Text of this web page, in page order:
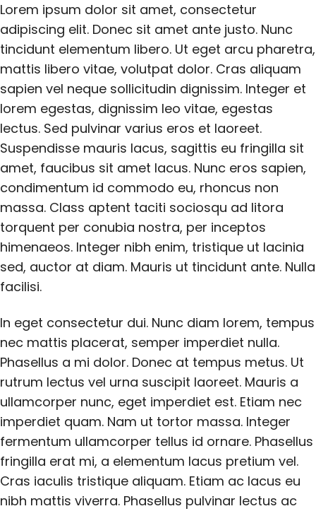
Lorem ipsum dolor sit amet, consectetur
adipiscing elit. Donec sit amet ante justo. Nunc
tincidunt elementum libero. Ut eget arcu pharetra,
mattis libero vitae, volutpat dolor. Cras aliquam
sapien vel neque sollicitudin dignissim. Integer et
lorem egestas, dignissim leo vitae, egestas
lectus. Sed pulvinar varius eros et laoreet.
Suspendisse mauris lacus, sagittis eu fringilla sit
amet, faucibus sit amet lacus. Nunc eros sapien,
condimentum id commodo eu, rhoncus non
massa. Class aptent taciti sociosqu ad litora
torquent per conubia nostra, per inceptos
himenaeos. Integer nibh enim, tristique ut lacinia
sed, auctor at diam. Mauris ut tincidunt ante. Nulla
facilisi.
In eget consectetur dui. Nunc diam lorem, tempus
nec mattis placerat, semper imperdiet nulla.
Phasellus a mi dolor. Donec at tempus metus. Ut
rutrum lectus vel urna suscipit laoreet. Mauris a
ullamcorper nunc, eget imperdiet est. Etiam nec
imperdiet quam. Nam ut tortor massa. Integer
fermentum ullamcorper tellus id ornare. Phasellus
fringilla erat mi, a elementum lacus pretium vel.
Cras iaculis tristique aliquam. Etiam ac lacus eu
nibh mattis viverra. Phasellus pulvinar lectus ac